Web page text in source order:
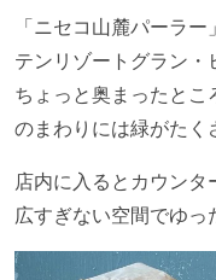
「ニセコ山麓パーラ
テンリゾートグラン
ちょっと奥まったと
のまわりには緑がたく
店内に入るとカウンタ
広すぎない空間でゆっ